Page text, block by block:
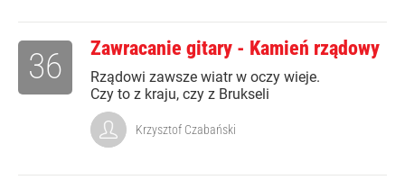
Zawracanie gitary - Kamień rządowy
Rządowi zawsze wiatr w oczy wieje.
Czy to z kraju, czy z Brukseli
36
Krzysztof Czabański